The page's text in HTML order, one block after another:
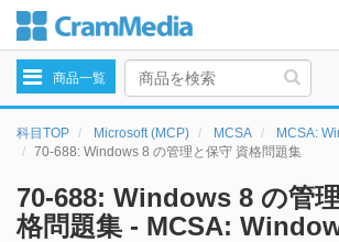
navigation
商品一覧
科目TOP Microsoft (MCP) MCSA
MCSA:
70-688: Windows 8 の管理と保守 資格問題集
70-688: Windows 8 の管
格問題集 - MCSA: